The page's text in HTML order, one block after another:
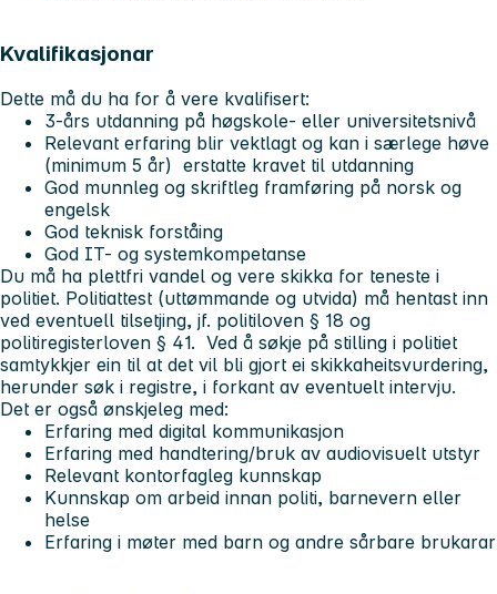
Kvalifikasjonar
Dette må du ha for å vere kvalifisert:
3-års utdanning på høgskole- eller universitetsnivå
Relevant erfaring blir vektlagt og kan i særlege høve
(minimum 5 år) erstatte kravet til utdanning
God munnleg og skriftleg framføring på norsk og
engelsk
God teknisk forståing
God IT- og systemkompetanse
Du må ha plettfri vandel og vere skikka for teneste i
politiet. Politiattest (uttømmande og utvida) må hentast inn
ved eventuell tilsetjing, jf. politiloven § 18 og
politiregisterloven § 41. Ved å søkje på stilling i politiet
samtykkjer ein til at det vil bli gjort ei skikkaheitsvurdering,
herunder søk i registre, i forkant av eventuelt intervju.
Det er også ønskjeleg med:
Erfaring med digital kommunikasjon
Erfaring med handtering/bruk av audiovisuelt utstyr
Relevant kontorfagleg kunnskap
Kunnskap om arbeid innan politi, barnevern eller
helse
Erfaring i møter med barn og andre sårbare brukarar